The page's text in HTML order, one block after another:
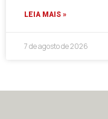
LEIA MAIS »
7 de agosto de 2026